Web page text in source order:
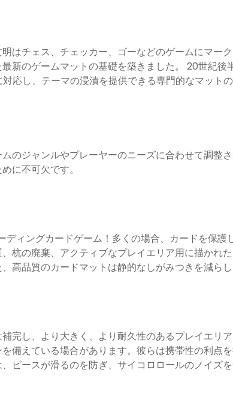
はチェス、チェッカー、ゴーなどのゲームにマー
新のゲームマットの基礎を築きました。 20世紀
応し、テーマの浸漬を提供できる専門的なマットの
のジャンルやプレーヤーのニーズに合わせて調整
に不可欠です。
ングカードゲーム！多くの場合、カードを保護
杭の廃棄、アクティブなプレイエリア用に描かれ
高品質のカードマットは静的なしがみつきを減ら
完し、より大きく、より耐久性のあるプレイエリ
備えている場合があります。彼らは携帯性の利点
ピースが滑るのを防ぎ、サイコロロールのノイズを